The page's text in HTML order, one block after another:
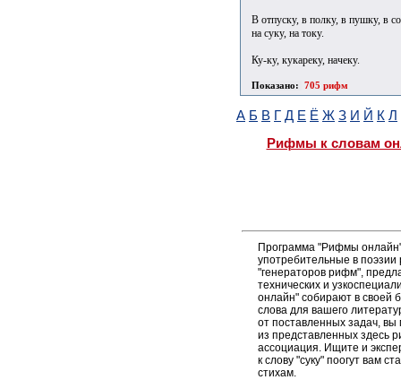
В отпуску, в полку, в пушку, в
на суку, на току.
Ку-ку, кукареку, начеку.
Показано: 705 рифм
А Б В Г Д Е Ё Ж З И Й К Л
Рифмы к словам
Программа "Рифмы
употребительные в поэзии
"генераторов рифм",
технических и
онлайн" собирают в своей
слова для вашего
от поставленных задач,
из представленных здесь
ассоциация. Ищите и
к слову "суку" поогут вам
стихам.